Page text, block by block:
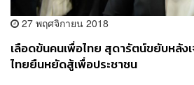
27 พฤศจิกายน 2018
เลือดข้นคนเพื่อไทย สุดารัตน์ขยับหลัง
ไทยยืนหยัดสู้เพื่อประชาชน